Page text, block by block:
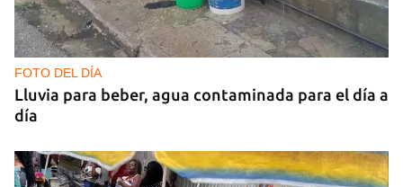
FOTO DEL DÍA
Lluvia para beber, agua contaminada para el día a
día